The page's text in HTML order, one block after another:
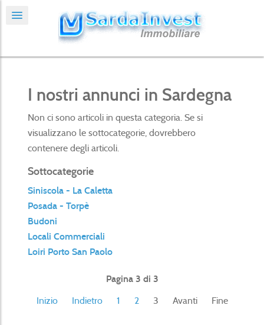
I nostri annunci in Sardegna
Non ci sono articoli in questa categoria. Se si
visualizzano le sottocategorie, dovrebbero
contenere degli articoli.
Sottocategorie
Siniscola - La Caletta
Posada - Torpè
Budoni
Locali Commerciali
Loiri Porto San Paolo
Pagina 3 di 3
Inizio
Indietro 1 2 3 Avanti Fine